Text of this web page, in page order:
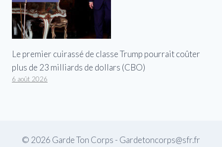
Le premier cuirassé de classe Trump pourrait coûter
plus de 23 milliards de dollars (CBO)
6 août 2026
© 2026 Garde Ton Corps - Gardetoncorps@sfr.fr